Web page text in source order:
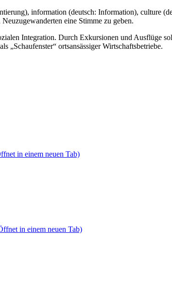
information (deutsch: Information), culture
eine Stimme zu geben.
Integration. Durch Exkursionen und Ausflüge
„Schaufenster“ ortsansässiger Wirtschaftsbetriebe.
in einem neuen Tab)
in einem neuen Tab)